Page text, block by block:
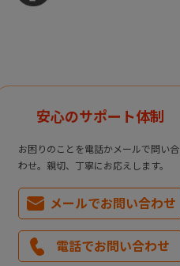
安心のサポート体制
お困りのことを電話かメールで問い合
わせ。親切、丁寧にお応えします。
メールでお問い合わせ
電話でお問い合わせ